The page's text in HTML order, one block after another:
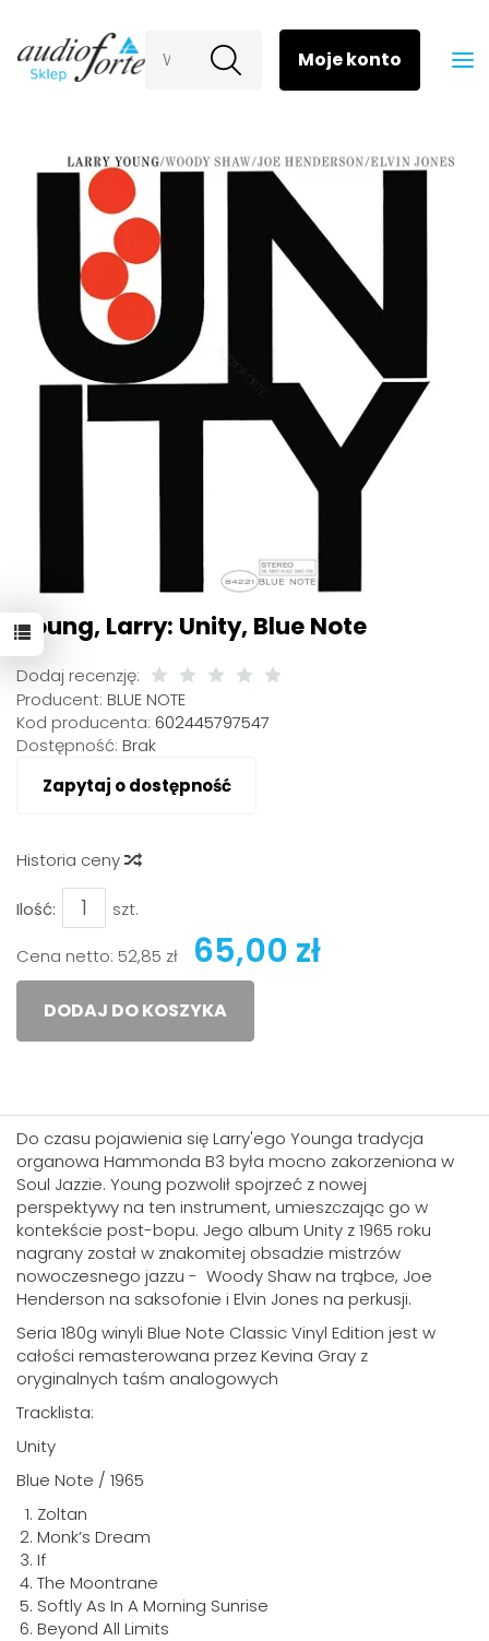
Wyszukaj
Young, Larry: Unity, Blue Note
Dodaj recenzję:
Producent: BLUE NOTE
Kod producenta: 602445797547
Dostępność: Brak
Zapytaj o dostępność
Historia ceny
Ilość: szt.
Cena netto: 52,85 zł 65,00 zł
DODAJ DO KOSZYKA
Do czasu pojawienia się Larry'ego Younga tradycja
organowa Hammonda B3 była mocno zakorzeniona w
Soul Jazzie. Young pozwolił spojrzeć z nowej
perspektywy na ten instrument, umieszczając go w
kontekście post-bopu. Jego album Unity z 1965 roku
nagrany został w znakomitej obsadzie mistrzów
nowoczesnego jazzu - Woody Shaw na trąbce, Joe
Henderson na saksofonie i Elvin Jones na perkusji.
Seria 180g winyli Blue Note Classic Vinyl Edition jest w
całości remasterowana przez Kevina Gray z
oryginalnych taśm analogowych
Tracklista:
Unity
Blue Note / 1965
Zoltan
Monk’s Dream
If
The Moontrane
Softly As In A Morning Sunrise
Beyond All Limits